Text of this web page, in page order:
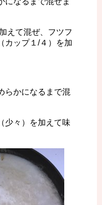
えて混ぜ、フツフ
カップ１/４）を加
らかになるまで混
少々）を加えて味